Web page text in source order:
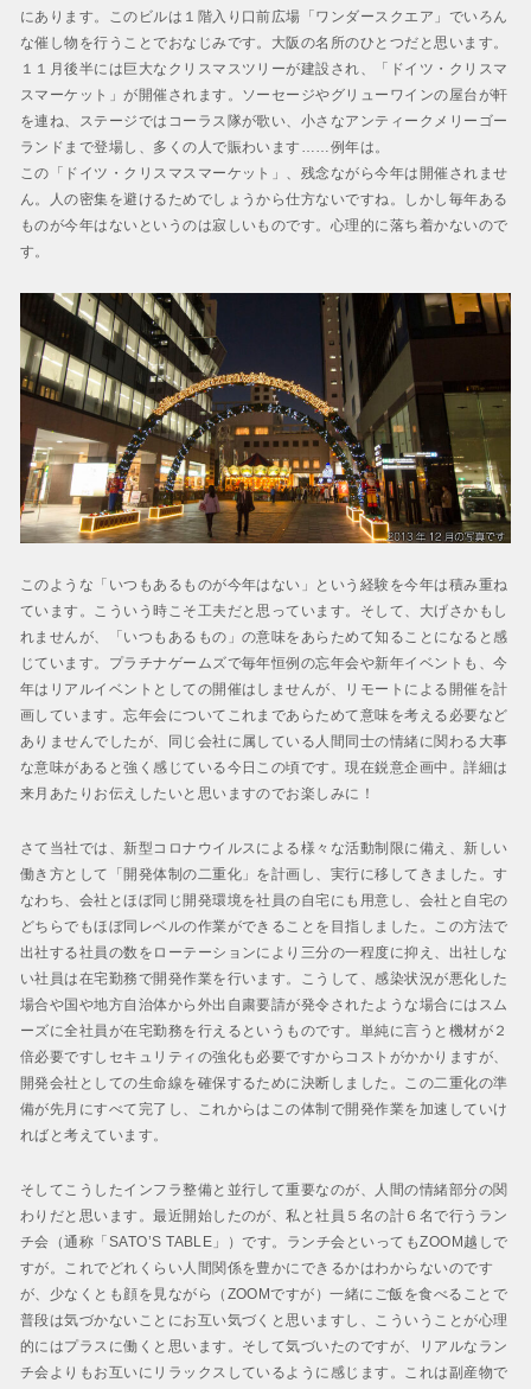
にあります。このビルは１階入り口前広場「ワンダースクエア」でいろん
な催し物を行うことでおなじみです。大阪の名所のひとつだと思います。
１１月後半には巨大なクリスマスツリーが建設され、「ドイツ・クリスマ
スマーケット」が開催されます。ソーセージやグリューワインの屋台が軒
を連ね、ステージではコーラス隊が歌い、小さなアンティークメリーゴー
ランドまで登場し、多くの人で賑わいます……例年は。
この「ドイツ・クリスマスマーケット」、残念ながら今年は開催されませ
ん。人の密集を避けるためでしょうから仕方ないですね。しかし毎年ある
ものが今年はないというのは寂しいものです。心理的に落ち着かないので
す。
このような「いつもあるものが今年はない」という経験を今年は積み重ね
ています。こういう時こそ工夫だと思っています。そして、大げさかもし
れませんが、「いつもあるもの」の意味をあらためて知ることになると感
じています。プラチナゲームズで毎年恒例の忘年会や新年イベントも、今
年はリアルイベントとしての開催はしませんが、リモートによる開催を計
画しています。忘年会についてこれまであらためて意味を考える必要など
ありませんでしたが、同じ会社に属している人間同士の情緒に関わる大事
な意味があると強く感じている今日この頃です。現在鋭意企画中。詳細は
来月あたりお伝えしたいと思いますのでお楽しみに！
さて当社では、新型コロナウイルスによる様々な活動制限に備え、新しい
働き方として「開発体制の二重化」を計画し、実行に移してきました。す
なわち、会社とほぼ同じ開発環境を社員の自宅にも用意し、会社と自宅の
どちらでもほぼ同レベルの作業ができることを目指しました。この方法で
出社する社員の数をローテーションにより三分の一程度に抑え、出社しな
い社員は在宅勤務で開発作業を行います。こうして、感染状況が悪化した
場合や国や地方自治体から外出自粛要請が発令されたような場合にはスム
ーズに全社員が在宅勤務を行えるというものです。単純に言うと機材が２
倍必要ですしセキュリティの強化も必要ですからコストがかかりますが、
開発会社としての生命線を確保するために決断しました。この二重化の準
備が先月にすべて完了し、これからはこの体制で開発作業を加速していけ
ればと考えています。
そしてこうしたインフラ整備と並行して重要なのが、人間の情緒部分の関
わりだと思います。最近開始したのが、私と社員５名の計６名で行うラン
チ会（通称「SATO’S TABLE」）です。ランチ会といってもZOOM越しで
すが。これでどれくらい人間関係を豊かにできるかはわからないのです
が、少なくとも顔を見ながら（ZOOMですが）一緒にご飯を食べることで
普段は気づかないことにお互い気づくと思いますし、こういうことが心理
的にはプラスに働くと思います。そして気づいたのですが、リアルなラン
チ会よりもお互いにリラックスしているように感じます。これは副産物で